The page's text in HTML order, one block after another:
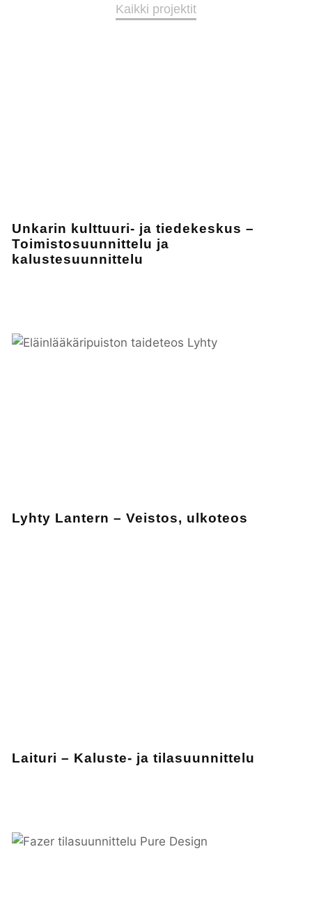
Kaikki projektit
Unkarin kulttuuri- ja tiedekeskus –
Toimistosuunnittelu ja
kalustesuunnittelu
Lyhty Lantern – Veistos, ulkoteos
Laituri – Kaluste- ja tilasuunnittelu